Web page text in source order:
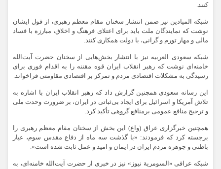
کنند.
شبکه المیادین نیز ضمن انتشار سخنان مقام معظم رهبری، از قول ایشان
نوشت که نمایندگان ملت باید برای اعتلای فرهنگ و اخلاق، مبارزه با فساد
مالی و مهار تورم و گرانی، با دولت همکاری کنند.
شبکه سعودی العربیه نیز با انتشار بخش‌هایی از سخنان حضرت آیت‌الله
خامنه‌ای نوشت که رهبر انقلاب ایران قوه مقننه را به اقدام فوری برای
رسیدگی به مشکلات اقتصادی مردم و تمرکز بر اقتصادی مقاومتی فراخواند.
این رسانه سعودی همچنین گزارش داد که رهبر انقلاب ایران با اشاره به
تلاش آمریکا و اسرائیل برای ایجاد بی‌ثباتی در ایران، بر ضرورت وحدت ملی
و ترجیح منافع عمومی برمنافع گروهی تأکید کرد.
همچنین خبرگزاری عراق (واع) این بخش از سخنان مقام معظم رهبری را
برجسته کرد که فرمودند: «با گذشت سه ماه از دفاع مقدس سوم، عیار
باطنی و جوهره مردم ایران در ایمان و امید و عمل ثابت شده است».
شبکه عراقی «السومریة نیوز» نیز در خبری از حضرت آیت‌الله خامنه‌ای، به